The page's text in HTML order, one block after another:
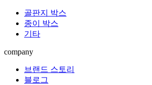
골판지 박스
종이 박스
기타
company
브랜드 스토리
블로그